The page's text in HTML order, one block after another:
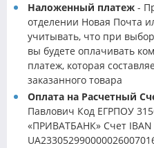
Наложенный платеж -
отделении Новая Почта
учитывать, что при
вы будете оплачивать
платеж, которая
заказанного товара
Оплата на Расчетный
Павлович Код ЕГРПОУ
«ПРИВАТБАНК» Счет IBAN